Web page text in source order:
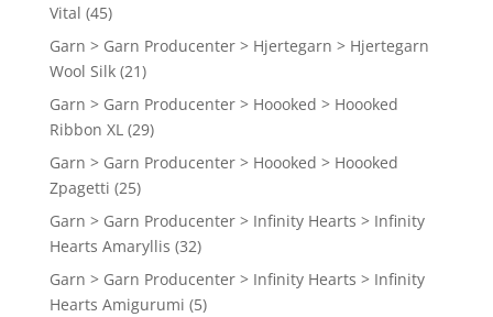
Vital (45)
Garn > Garn Producenter > Hjertegarn > Hjertegarn
Wool Silk (21)
Garn > Garn Producenter > Hoooked > Hoooked
Ribbon XL (29)
Garn > Garn Producenter > Hoooked > Hoooked
Zpagetti (25)
Garn > Garn Producenter > Infinity Hearts > Infinity
Hearts Amaryllis (32)
Garn > Garn Producenter > Infinity Hearts > Infinity
Hearts Amigurumi (5)